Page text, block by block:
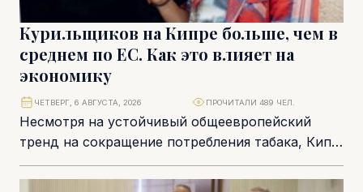
Курильщиков на Кипре больше, чем в
среднем по ЕС. Как это влияет на
экономику
Несмотря на устойчивый общеевропейский
тренд на сокращение потребления табака, Кипр
пока не смог приблизиться к средним
показателям Европейского союза. Согласно...
ЧЕТВЕРГ, 6 АВГУСТА, 2026 ПРОЧИТАЛИ 489 ЧЕЛ.